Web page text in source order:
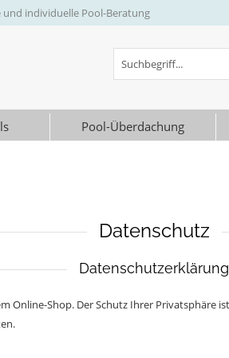
und individuelle Pool-Beratung
Pool-Überdachung
Datenschutz
Datenschutzerklärung
Online-Shop. Der Schutz Ihrer Privatsphäre